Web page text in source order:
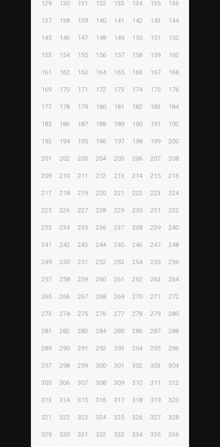
129 130 131 132 133 134 135 136
137 138 139 140 141 142 143 144
145 146 147 148 149 150 151 152
153 154 155 156 157 158 159 160
161 162 163 164 165 166 167 168
169 170 171 172 173 174 175 176
177 178 179 180 181 182 183 184
185 186 187 188 189 190 191 192
193 194 195 196 197 198 199 200
201 202 203 204 205 206 207 208
209 210 211 212 213 214 215 216
217 218 219 220 221 222 223 224
225 226 227 228 229 230 231 232
233 234 235 236 237 238 239 240
241 242 243 244 245 246 247 248
249 250 251 252 253 254 255 256
257 258 259 260 261 262 263 264
265 266 267 268 269 270 271 272
273 274 275 276 277 278 279 280
281 282 283 284 285 286 287 288
289 290 291 292 293 294 295 296
297 298 299 300 301 302 303 304
305 306 307 308 309 310 311 312
313 314 315 316 317 318 319 320
321 322 323 324 325 326 327 328
329 330 331 332 333 334 335 336